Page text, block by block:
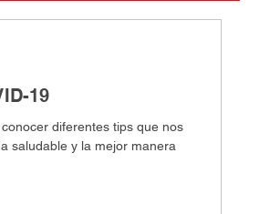
19
diferentes tips que nos
saludable y la mejor manera